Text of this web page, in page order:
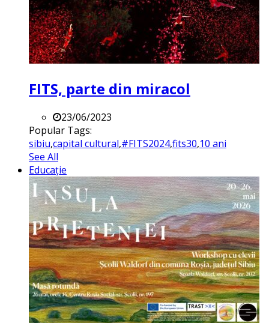
FITS, parte din miracol
23/06/2023
Popular Tags:
sibiu,capital cultural,#FITS2024,fits30,10 ani
See All
Educație